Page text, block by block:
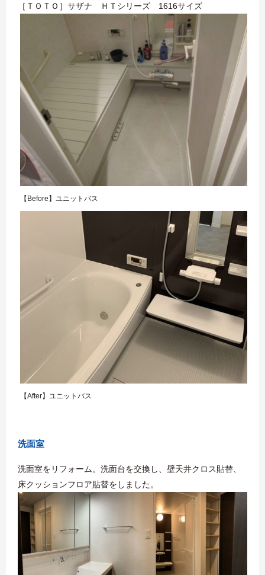
［ＴＯＴＯ］サザナ ＨＴシリーズ 1616サイズ
【Before】ユニットバス
【After】ユニットバス
洗面室
洗面室をリフォーム。洗面台を交換し、壁天井クロス貼替、
床クッションフロア貼替をしました。